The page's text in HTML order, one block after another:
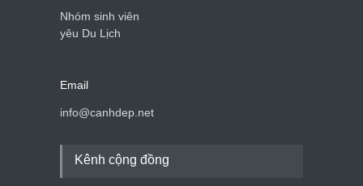
Nhóm sinh viên
yêu Du Lịch
Email
info@canhdep.net
Kênh cộng đồng